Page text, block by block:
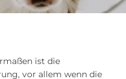
ist die
vor allem wenn die